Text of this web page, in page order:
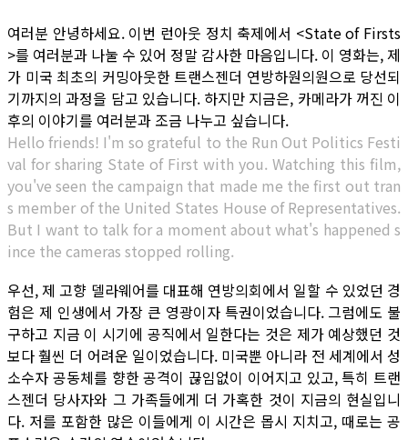
여러분 안녕하세요. 이번 런아웃 정치 축제에서 <State of Firsts
>를 여러분과 나눌 수 있어 정말 감사한 마음입니다. 이 영화는, 제
가 미국 최초의 커밍아웃한 트랜스젠더 연방하원의원으로 당선되
기까지의 과정을 담고 있습니다. 하지만 지금은, 카메라가 꺼진 이
후의 이야기를 여러분과 조금 나누고 싶습니다.
Hello friends! I'm so grateful to the Run Out Politics Festi
val for sharing State of First with you. Watching this film,
you've seen the campaign that made me the first out tran
s member of the United States House of Representatives.
But I want to talk for a moment about what's happened s
ince the cameras stopped rolling.
우선, 제 고향 델라웨어를 대표해 연방의회에서 일할 수 있었던 경
험은 제 인생에서 가장 큰 영광이자 특권이었습니다. 그럼에도 불
구하고 지금 이 시기에 공직에서 일한다는 것은 제가 예상했던 것
보다 훨씬 더 어려운 일이었습니다. 미국뿐 아니라 전 세계에서 성
소수자 공동체를 향한 공격이 끊임없이 이어지고 있고, 특히 트랜
스젠더 당사자와 그 가족들에게 더 가혹한 것이 지금의 현실입니
다. 저를 포함한 많은 이들에게 이 시간은 몹시 지치고, 때로는 공